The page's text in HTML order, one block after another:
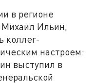
в регионе
Ильин,
коллег-
настроем:
выступил в